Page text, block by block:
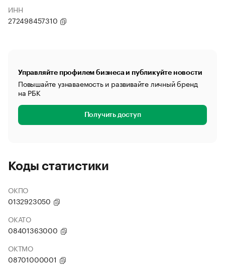
ИНН
272498457310
Управляйте профилем бизнеса и публикуйте новости
Повышайте узнаваемость и развивайте личный бренд
на РБК
Получить доступ
Коды статистики
ОКПО
0132923050
ОКАТО
08401363000
ОКТМО
08701000001